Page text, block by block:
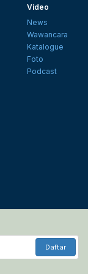
Video
News
Wawancara
Katalogue
Foto
Podcast
Daftar